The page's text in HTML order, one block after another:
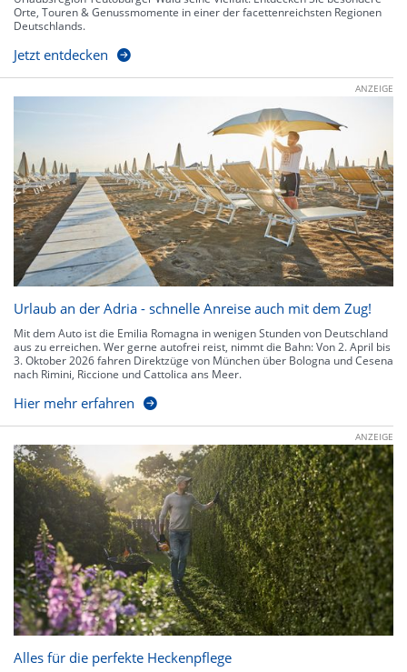
Orte, Touren & Genussmomente in einer der facettenreichsten Regionen
Deutschlands.
Jetzt entdecken
ANZEIGE
Urlaub an der Adria - schnelle Anreise auch mit dem Zug!
Mit dem Auto ist die Emilia Romagna in wenigen Stunden von Deutschland
aus zu erreichen. Wer gerne autofrei reist, nimmt die Bahn: Von 2. April bis
3. Oktober 2026 fahren Direktzüge von München über Bologna und Cesena
nach Rimini, Riccione und Cattolica ans Meer.
Hier mehr erfahren
ANZEIGE
Alles für die perfekte Heckenpflege